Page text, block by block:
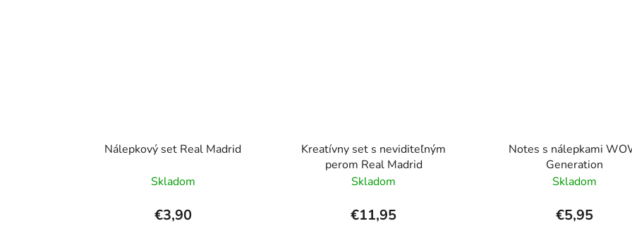
Nálepkový set Real Madrid
Skladom
€3,90
Kreatívny set s neviditeľným
perom Real Madrid
Skladom
€11,95
Notes s nálepkami
Generation
Skladom
€5,95